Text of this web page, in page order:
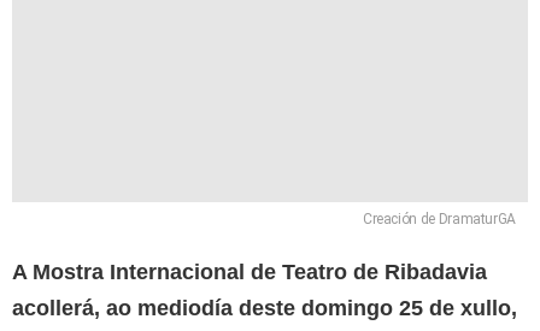
Creación de DramaturGA
A Mostra Internacional de Teatro de Ribadavia
acollerá, ao mediodía deste domingo 25 de xullo,